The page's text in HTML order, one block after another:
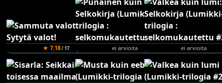
★ 7.18/ 17 ei arvioita ei arvioita